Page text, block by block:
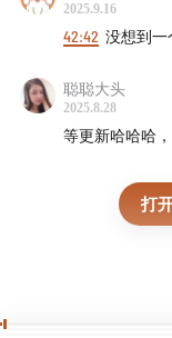
1:25:49只有当资本
基础。
上半年国民经济
2025.9.16
42:42 没想到
聪聪大头
2025.8.28
等更新哈哈哈
打